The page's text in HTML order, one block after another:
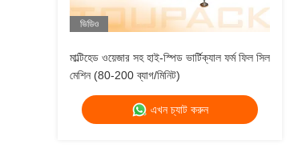
ভিডিও
মাল্টিহেড ওয়েজার সহ হাই-স্পিড ভার্টিক্যাল ফর্ম ফিল সিল
মেশিন (80-200 ব্যাগ/মিনিট)
এখন চ্যাট করুন